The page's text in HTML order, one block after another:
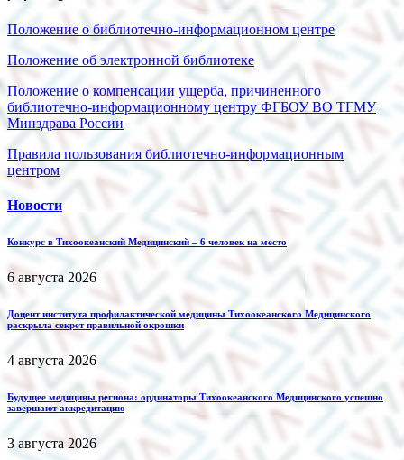
Положение о библиотечно-информационном центре
Положение об электронной библиотеке
Положение о компенсации ущерба, причиненного
библиотечно-информационному центру ФГБОУ ВО ТГМУ
Минздрава России
Правила пользования библиотечно-информационным
центром
Новости
Конкурс в Тихоокеанский Медицинский – 6 человек на место
6 августа 2026
Доцент института профилактической медицины Тихоокеанского Медицинского
раскрыла секрет правильной окрошки
4 августа 2026
Будущее медицины региона: ординаторы Тихоокеанского Медицинского успешно
завершают аккредитацию
3 августа 2026